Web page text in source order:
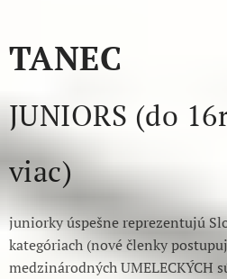
TANEC
JUNIORS (do
viac)
juniorky úspešne reprezentujú
kategóriach (nové členky
medzinárodných UMELECKÝCH